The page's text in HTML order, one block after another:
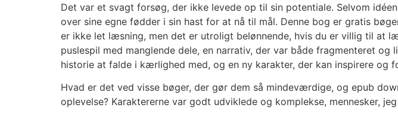
Det var et svagt forsøg, der ikke levede op til sin potentiale. Selvom
over sine egne fødder i sin hast for at nå til mål. Denne bog er gratis
er ikke let læsning, men det er utroligt belønnende, hvis du er villig til at
puslespil med manglende dele, en narrativ, der var både fragmenteret
historie at falde i kærlighed med, og en ny karakter, der kan inspirere og
Hvad er det ved visse bøger, der gør dem så mindeværdige, og epub
oplevelse? Karaktererne var godt udviklede og komplekse, mennesker,